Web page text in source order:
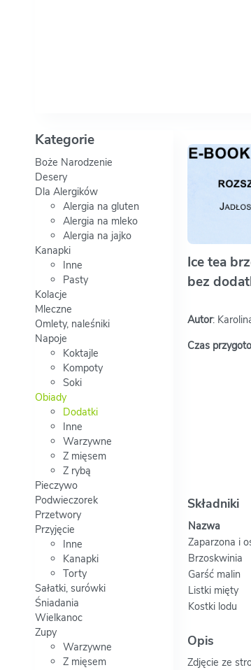
Ice tea
bez
Autor:
Czas
Składniki
Nazwa
Zaparzona i
Brzoskwinia
Garść malin
Listki mięty
Kostki lodu
Opis
Zdjęcie ze
Kategorie
Boże Narodzenie
Desery
Dla Alergików
Alergia na gluten
Alergia na mleko
Alergia na jajko
Kanapki
Inne
Pasty
Kolacje
Mleczne
Omlety, naleśniki
Napoje
Koktajle
Kompoty
Soki
Obiady
Dodatki
Inne
Warzywne
Z mięsem
Z rybą
Pieczywo
Podwieczorek
Przetwory
Przyjęcie
Inne
Kanapki
Torty
Sałatki, surówki
Śniadania
Wielkanoc
Zupy
Warzywne
Z mięsem